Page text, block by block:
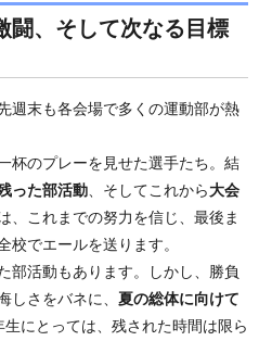
闘、そして次なる目標
週末も各会場で多くの運動部が熱
杯のプレーを見せた選手たち。結
った部活動、そしてこれから大会
、これまでの努力を信じ、最後ま
でエールを送ります。
部活動もあります。しかし、勝負
さをバネに、 夏の総体に向けて
にとっては、残された時間は限ら